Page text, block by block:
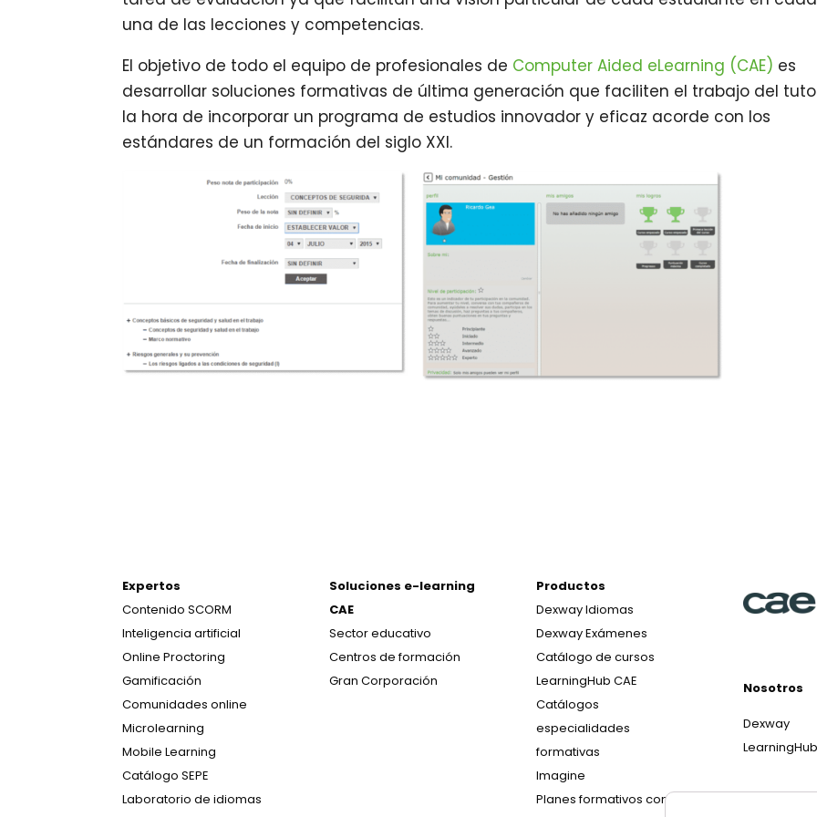
una de las lecciones y competencias.
El objetivo de todo el equipo de profesionales de Computer Aided eLearning (CAE) es
desarrollar soluciones formativas de última generación que faciliten el trabajo del
la hora de incorporar un programa de estudios innovador y eficaz acorde con los
estándares de un formación del siglo XXI.
Expertos
Contenido SCORM
Inteligencia artificial
Online Proctoring
Gamificación
Comunidades online
Microlearning
Mobile Learning
Catálogo SEPE
Laboratorio de idiomas
Soluciones e-learning
CAE
Sector educativo
Centros de formación
Gran Corporación
Productos
Dexway Idiomas
Dexway Exámenes
Catálogo de cursos
LearningHub CAE
Catálogos
especialidades
formativas
Imagine
Planes formativos con IA
Nosotros
Dexway